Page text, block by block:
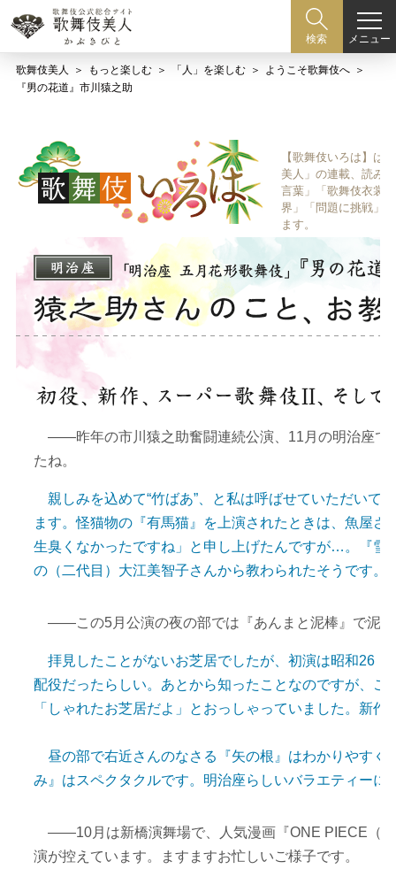
検索 メニュー
歌舞伎美人 もっと楽しむ 「人」を楽しむ
ようこそ歌舞伎へ
『男の花道』市川猿之助
【歌舞伎いろは】は
美人」の連載、読み
言葉」「歌舞伎衣裳
界」「問題に挑戦」
ます。
――昨年の市川猿之助奮闘連続公演、11月の明治座で
たね。
親しみを込めて“竹ばあ”、と私は呼ばせていただいて
ます。怪猫物の『有馬猫』を上演されたときは、魚屋
生臭くなかったですね」と申し上げたんですが…。『雪
の（二代目）大江美智子さんから教わられたそうです。
――この5月公演の夜の部では『あんまと泥棒』で泥棒
拝見したことがないお芝居でしたが、初演は昭和26
配役だったらしい。あとから知ったことなのですが、
「しゃれたお芝居だよ」とおっしゃっていました。新
昼の部で右近さんのなさる『矢の根』はわかりやすく
み』はスペクタクルです。明治座らしいバラエティーに
――10月は新橋演舞場で、人気漫画『ONE PIECE（ワ
演が控えています。ますますお忙しいご様子です。